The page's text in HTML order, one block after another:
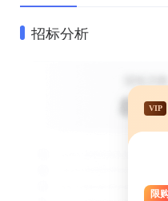
招标分析
VIP
限